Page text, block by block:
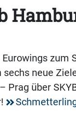
zum
neue
über